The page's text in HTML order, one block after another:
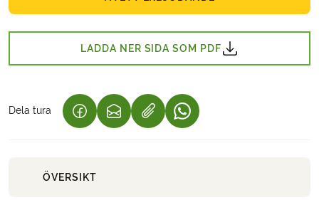
LADDA NER SIDA SOM PDF
Dela tura (LÄNKEN ÖPPNAS I EN NY FLIK)
(LÄNKEN ÖPPNAS I EN NY FLIK)
(LÄNKEN ÖPPNAS I EN
ÖVERSIKT